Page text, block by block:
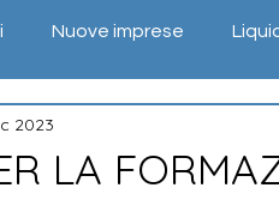
Nuove imprese
LA
2023